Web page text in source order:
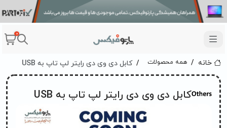
0
خانه همه محصولات کابل دی وی دی رايتر لپ تاپ به USB
کابل دی وی دی رايتر لپ تاپ به USB